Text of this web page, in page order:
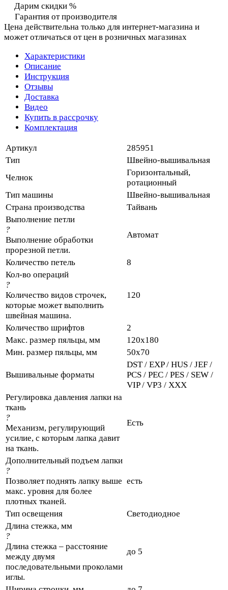
Дарим скидки %
Гарантия от производителя
Цена действительна только для интернет-магазина и
может отличаться от цен в розничных магазинах
Характеристики
Описание
Инструкция
Отзывы
Доставка
Видео
Купить в рассрочку
Комплектация
Артикул
285951
Тип
Швейно-вышивальная
Челнок
Горизонтальный,
ротационный
Тип машины
Швейно-вышивальная
Страна производства
Тайвань
Выполнение петли
?
Выполнение обработки
прорезной петли.
Автомат
Количество петель
8
Кол-во операций
?
Количество видов строчек,
которые может выполнить
швейная машина.
120
Количество шрифтов
2
Макс. размер пяльцы, мм
120х180
Мин. размер пяльцы, мм
50х70
Вышивальные форматы
DST / EXP / HUS / JEF /
PCS / PEC / PES / SEW /
VIP / VP3 / XXX
Регулировка давления лапки на
ткань
?
Механизм, регулирующий
усилие, с которым лапка давит
на ткань.
Есть
Дополнительный подъем лапки
?
Позволяет поднять лапку выше
макс. уровня для более
плотных тканей.
есть
Тип освещения
Светодиодное
Длина стежка, мм
?
Длина стежка – расстояние
между двумя
последовательными проколами
иглы.
до 5